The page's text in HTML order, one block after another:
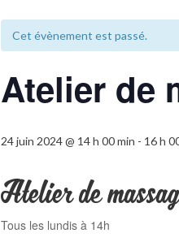
Cet évènement est passé.
Atelier de
24 juin 2024 @ 14 h 00 min - 16 h
Atelier de
Tous les lundis à 14h